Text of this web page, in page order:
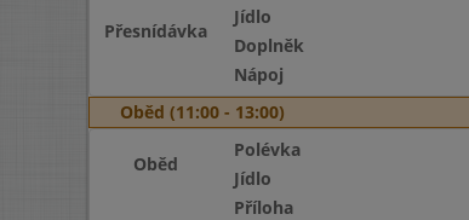
Přesnídávka
Jídlo
Doplněk
Nápoj
Oběd (11:00 - 13:00)
Oběd
Polévka
Jídlo
Příloha